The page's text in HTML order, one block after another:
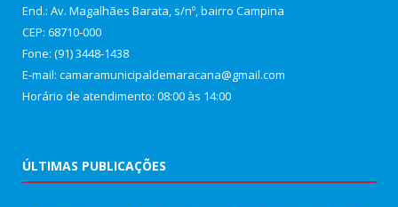
End.: Av. Magalhães Barata, s/nº, bairro Campina
CEP: 68710-000
Fone: (91) 3448-1438
E-mail: camaramunicipaldemaracana@gmail.com
Horário de atendimento: 08:00 às 14:00
ÚLTIMAS PUBLICAÇÕES